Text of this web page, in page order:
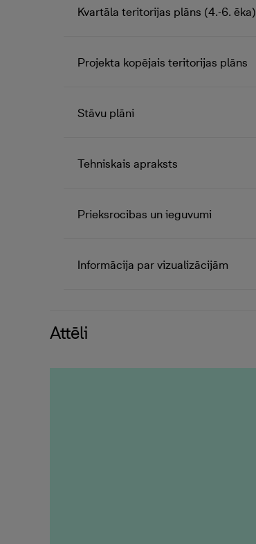
Kvartāla teritorijas plāns (4.-6. ēka)
Projekta kopējais teritorijas plāns
Stāvu plāni
Tehniskais apraksts
Prieksrocibas un ieguvumi
Informācija par vizualizācijām
Attēli